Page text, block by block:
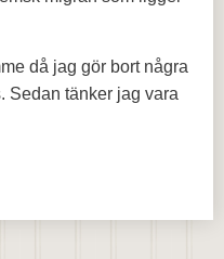
då jag gör bort några
Sedan tänker jag vara